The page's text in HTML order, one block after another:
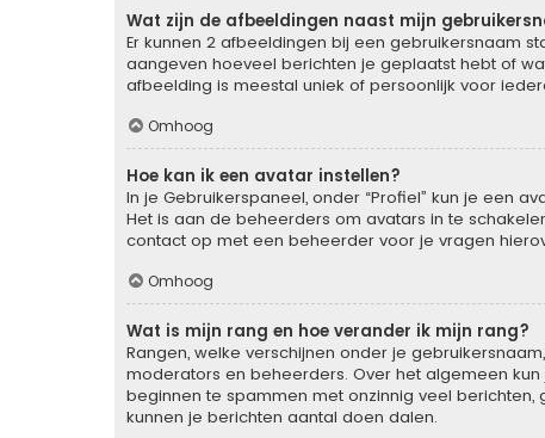
Wat zijn de afbeeldingen naast mijn
Er kunnen 2 afbeeldingen bij een gebruikersnaam
aangeven hoeveel berichten je geplaatst hebt of
afbeelding is meestal uniek of persoonlijk voor
Omhoog
Hoe kan ik een avatar instellen?
In je Gebruikerspaneel, onder “Profiel” kun je een
Het is aan de beheerders om avatars in te
contact op met een beheerder voor je vragen
Omhoog
Wat is mijn rang en hoe verander ik mijn rang?
Rangen, welke verschijnen onder je
moderators en beheerders. Over het algemeen
beginnen te spammen met onzinnig veel
kunnen je berichten aantal doen dalen.